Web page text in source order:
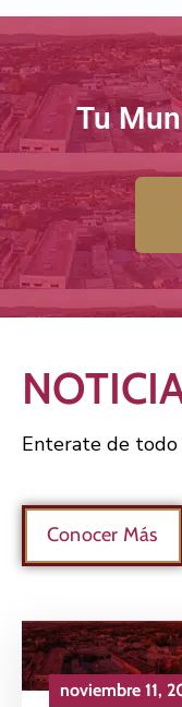
Tu
Enterate de
Conocer Más
noviembre 11,